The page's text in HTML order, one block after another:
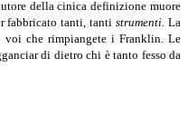
della cinica definizione muore
fabbricato tanti, tantistrumenti. La
voi che rimpiangete i Franklin. Le
di dietro chi è tanto fesso da